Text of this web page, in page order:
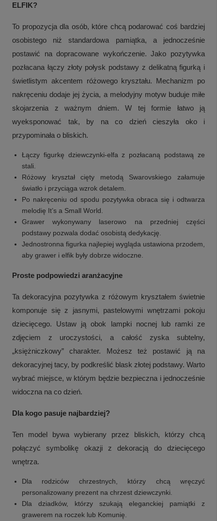
ELFIK?
To propozycja dla osób, które chcą podarować coś bardziej
osobistego niż standardowa pamiątka, a jednocześnie
postawić na dopracowane wykończenie. Jako pozytywka
pozłacana łączy złoty połysk podstawy z delikatną figurką i
świetlistym akcentem różowego kryształu. Mechanizm po
nakręceniu dodaje jej życia, a melodyjny motyw buduje miłe
skojarzenia z ważnym dniem. W tej formie łatwo ją
wyeksponować tak, by na co dzień cieszyła oko i
przypominała o bliskich.
Łączy figurkę dziewczynki-elfa z pozłacaną podstawą ze
stali.
Różowy kryształ cięty metodą Swarovskiego załamuje
światło i przyciąga wzrok detalem.
Po nakręceniu od spodu pozytywka obraca się i odtwarza
melodię It’s a Small World.
Grawer wykonywany laserowo na przedniej części
podstawy pozwala dodać osobistą dedykację.
Jednostronna figurka najlepiej wygląda ustawiona przodem,
aby grawer i elfik były dobrze widoczne.
Proste podpowiedzi aranżacyjne
Ta dekoracyjna pozytywka z różowym kryształem świetnie
komponuje się z jasnymi, pastelowymi wnętrzami pokoju
dziecięcego. Ustaw ją obok lampki nocnej lub ramki ze
zdjęciem z uroczystości, a całość zyska subtelny,
„księżniczkowy” charakter. Możesz też postawić ją na
dekoracyjnej tacy, by podkreślić blask złotej podstawy. Warto
wybrać miejsce, w którym będzie bezpieczna i jednocześnie
widoczna na co dzień.
Dla kogo pasuje najbardziej?
Ten model bywa wybierany przez bliskich, którzy chcą
połączyć symbolikę okazji z dekoracją do dziecięcego
wnętrza.
Dla rodziców chrzestnych, którzy chcą wręczyć
personalizowany prezent na chrzest dziewczynki.
Dla dziadków, którzy szukają eleganckiej pamiątki z
grawerem na roczek lub Komunię.